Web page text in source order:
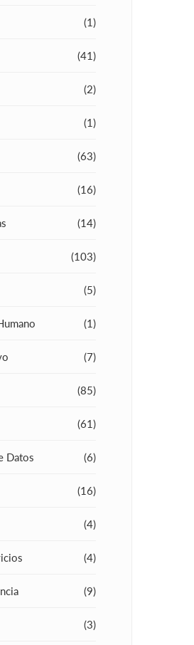
(1)
(41)
(2)
(1)
(63)
(16)
(14)
(103)
(5)
(1)
(7)
(85)
(61)
Datos (6)
(16)
(4)
(4)
(9)
(3)